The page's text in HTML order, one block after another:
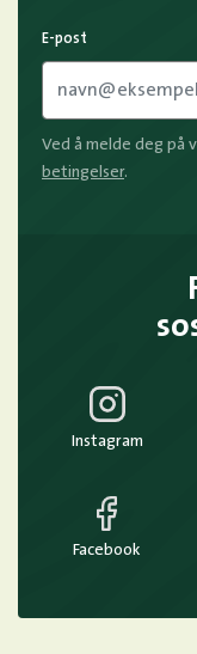
E-post
Ved å melde deg på
betingelser.
Instagram
Facebook